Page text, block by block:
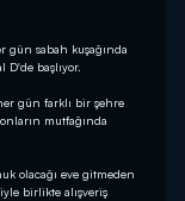
gün sabah kuşağında
D'de başlıyor.
gün farklı bir şehre
mutfağında
olacağı eve gitmeden
birlikte alışveriş